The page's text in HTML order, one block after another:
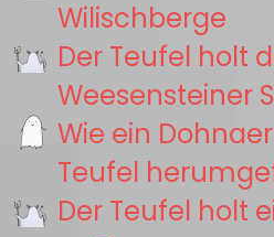
Wilischberge
Der Teufel holt
Weesensteiner
Wie ein
Teufel
Der Teufel holt